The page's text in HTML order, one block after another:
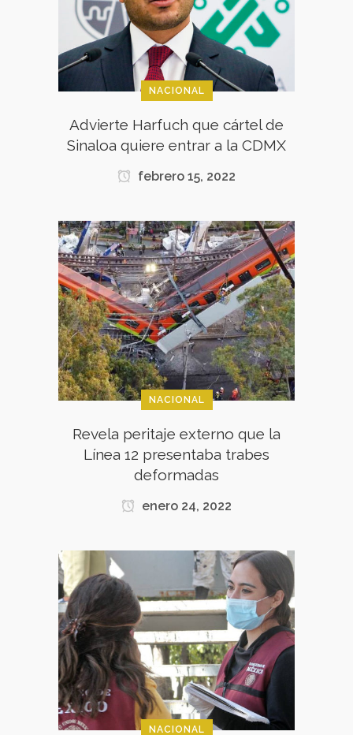
NACIONAL
Advierte Harfuch que cártel de
Sinaloa quiere entrar a la CDMX
febrero 15, 2022
NACIONAL
Revela peritaje externo que la
Línea 12 presentaba trabes
deformadas
enero 24, 2022
NACIONAL